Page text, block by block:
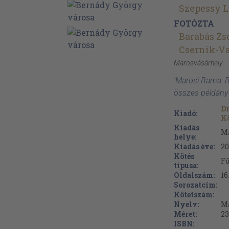
Szepessy
FOTÓZTA
Barabás
Csernik-
Marosvásárhely
'Marosi Barna:
összes példány
Kiadó:
Kiadás
helye:
Kiadás éve:
Kötés
típusa:
Oldalszám:
Sorozatcím:
Kötetszám:
Nyelv:
Méret:
ISBN: